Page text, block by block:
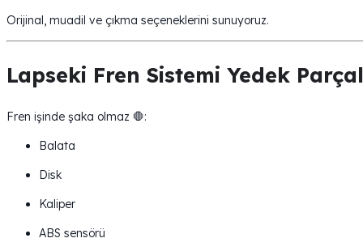
Orijinal, muadil ve çıkma seçeneklerini sunuyoruz.
Lapseki Fren Sistemi Yedek
Fren işinde şaka olmaz 🛑:
Balata
Disk
Kaliper
ABS sensörü